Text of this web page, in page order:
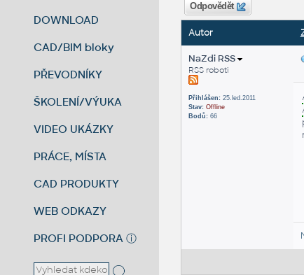
DOWNLOAD
CAD/BIM bloky
PŘEVODNÍKY
ŠKOLENÍ/VÝUKA
VIDEO UKÁZKY
PRÁCE, MÍSTA
CAD PRODUKTY
WEB ODKAZY
PROFI PODPORA ⓘ
Odpovědět
Autor
NaZdi RSS
RSS roboti
Přihlášen:25.led.2011
Stav: Offline
Bodů:66